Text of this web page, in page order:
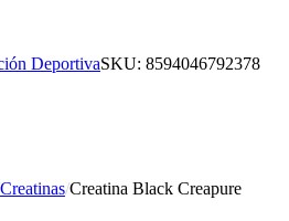
DeportivaSKU: 8594046792378
Creatinas/Creatina Black Creapure